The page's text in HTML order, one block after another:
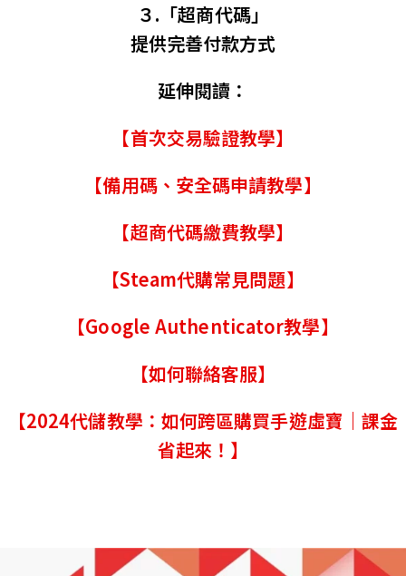
３.「超商代碼」
提供完善付款方式
延伸閱讀：
【首次交易驗證教學】
【備用碼、安全碼申請教學】
【超商代碼繳費教學】
【Steam代購常見問題】
【Google Authenticator教學】
【如何聯絡客服】
【2024代儲教學：如何跨區購買手遊虛寶｜課金
省起來！】